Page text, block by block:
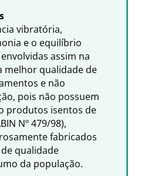
vibratória,
e o equilíbrio
assim na
melhor qualidade de
e não
pois não possuem
produtos isentos de
Nº 479/98),
fabricados
qualidade
da população.